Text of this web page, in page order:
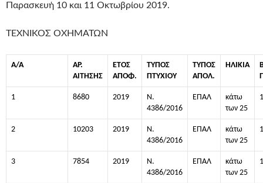
Παρασκευή 10 και 11 Οκτωβρίου 2019.
ΤΕΧΝΙΚΟΣ ΟΧΗΜΑΤΩΝ
Α/Α
ΑΡ.
ΑΙΤΗΣΗΣ
ΕΤΟΣ
ΑΠΟΦ.
ΤΥΠΟΣ
ΠΤΥΧΙΟΥ
ΤΥΠΟΣ
ΑΠΟΛ.
ΗΛΙΚΙΑ
1 8680 2019
Ν.
4386/2016
ΕΠΑΛ
κάτω
των 25
2 10203 2019
Ν.
4386/2016
ΕΠΑΛ
κάτω
των 25
3 7854 2019
Ν.
4386/2016
ΕΠΑΛ
κάτω
των 25